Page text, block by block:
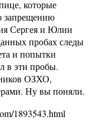
которые
запрещению
Сергея и Юлии
пробах следы
и попытки
в эти пробы.
ОЗХО,
Ну вы поняли.
1893543.html